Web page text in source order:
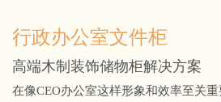
行政办公室文件柜
高端木制装饰储物柜解决方案
在像CEO办公室这样形象和效率至关